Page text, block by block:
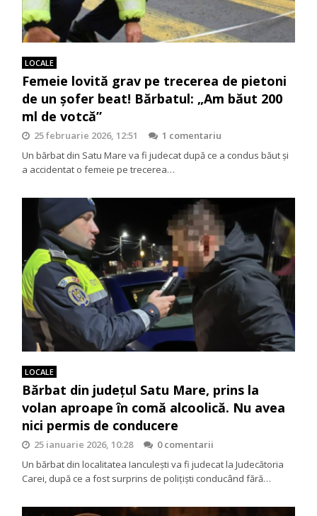
LOCALE
Femeie lovită grav pe trecerea de pietoni
de un șofer beat! Bărbatul: „Am băut 200
ml de votcă”
25 februarie 2026, 12:51
1 comentariu
Un bărbat din Satu Mare va fi judecat după ce a condus băut și
a accidentat o femeie pe trecerea…
LOCALE
Bărbat din județul Satu Mare, prins la
volan aproape în comă alcoolică. Nu avea
nici permis de conducere
25 ianuarie 2026, 10:28
0 comentarii
Un bărbat din localitatea Ianculești va fi judecat la Judecătoria
Carei, după ce a fost surprins de polițiști conducând fără…